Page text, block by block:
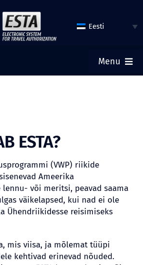
Eesti
Menu
STAATUST
ESTA?
(VWP) riikide
Ameerika
lennu- või meritsi, peavad saama
väikelapsed, kui nad ei ole
Ühendriikidesse reisimiseks
mis viisa, ja mõlemat tüüpi
kehtivad erinevad nõuded.